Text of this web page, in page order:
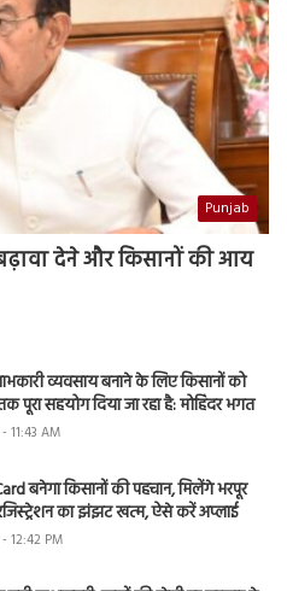
Punjab
देने और किसानों की आय
व्यवसाय बनाने के लिए किसानों को
पूरा सहयोग दिया जा रहा है: मोहिंदर भगत
11:43 AM
बनेगा किसानों की पहचान, मिलेंगे भरपूर
का झंझट खत्म, ऐसे करें अप्लाई
12:42 PM